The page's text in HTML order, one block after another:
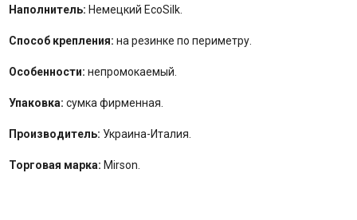
Наполнитель: Немецкий EcoSilk.
Способ крепления: на резинке по периметру.
Особенности: непромокаемый.
Упаковка: сумка фирменная.
Производитель: Украина-Италия.
Торговая марка: Mirson.